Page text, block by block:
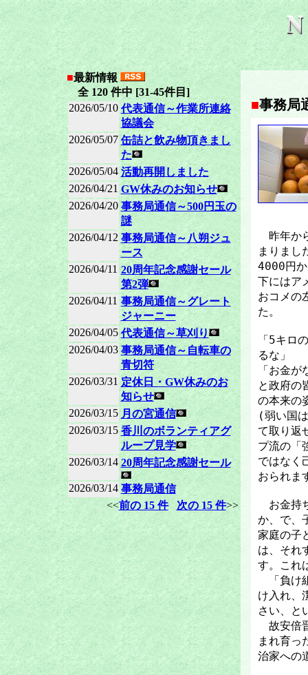
■最新情報
全 120 件中 [31-45件目]
2026/05/10 代表通信～作業所連絡
協議会
2026/05/07 缶詰と飲み物頂きまし
た
2026/05/04 活動再開しました
2026/04/21 GW休みのお知らせ
2026/04/20 事務局通信～500円玉の
謎
2026/04/12 事務局通信～八朔ジュ
ース
2026/04/11 20周年記念感謝セール
第2弾
2026/04/11 事務局通信～グレート
ジャーニー
2026/04/05 代表通信～草刈り
2026/04/03 事務局通信～自転車の
青切符
2026/03/31 定休日・GW休みのお
知らせ
2026/03/15 月の宮通信
2026/03/15 香川のボランティアグ
ループ見学
2026/03/14 20周年記念感謝セール
2026/03/14 事務局通信
<<前の 15 件 次の 15 件>>
■事務局
昨年か
まりまし
4000円
下にはア
おコメの
た。
「5キロ
るな」
「お金
と政府の
の本来の
(弱い国
て取り返
プ流の「
ではなく
おられま
お金持
か、で、
家庭の子
は、それ
す。これ
「負け
け入れ、
さい、と
故安倍
まれ育っ
治家への